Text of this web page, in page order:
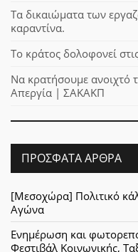
Τα δικαιώματα των
καραντίνα.
Το κράτος δολοφονεί
Να κρατήσουμε ανοιχτό
Απεργία | ΣΑΚΑΚΠ
ΠΡΌΣΦΑΤΑ ΆΡΘΡΑ
[Μεσοχώρα] Πολιτικό
Αγώνα
Ενημέρωση και
Φεστιβάλ Κοινωνικής,